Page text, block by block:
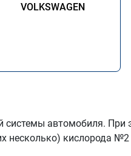
VOLKSWAGEN
системы автомобиля.
несколько) кислорода №2